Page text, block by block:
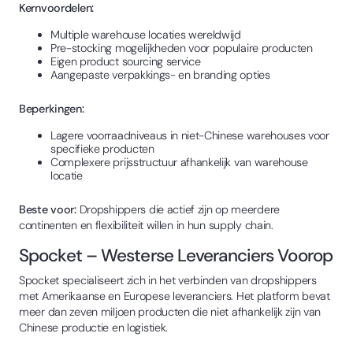
Kernvoordelen:
Multiple warehouse locaties wereldwijd
Pre-stocking mogelijkheden voor populaire producten
Eigen product sourcing service
Aangepaste verpakkings- en branding opties
Beperkingen:
Lagere voorraadniveaus in niet-Chinese warehouses voor
specifieke producten
Complexere prijsstructuur afhankelijk van warehouse
locatie
Beste voor:Dropshippers die actief zijn op meerdere
continenten en flexibiliteit willen in hun supply chain.
Spocket – Westerse Leveranciers Voorop
Spocket specialiseert zich in het verbinden van dropshippers
met Amerikaanse en Europese leveranciers. Het platform bevat
meer dan zeven miljoen producten die niet afhankelijk zijn van
Chinese productie en logistiek.